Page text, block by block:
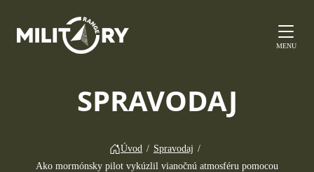
MENU
SPRAVODAJ
Úvod / Spravodaj /
Ako mormónsky pilot vykúzlil vianočnú atmosféru pomocou